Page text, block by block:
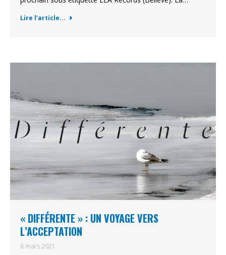
Lire l'article...
« DIFFÉRENTE » : UN VOYAGE VERS
L’ACCEPTATION
8 mars 2021